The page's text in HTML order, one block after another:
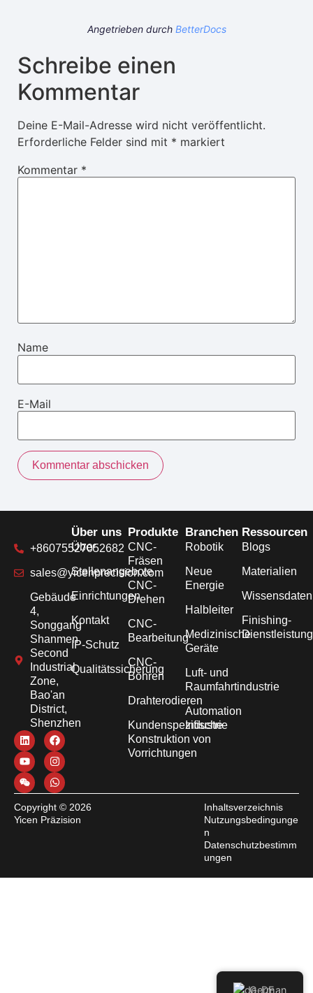
Angetrieben durch BetterDocs
Schreibe einen
Kommentar
Deine E-Mail-Adresse wird nicht veröffentlicht.
Erforderliche Felder sind mit * markiert
Kommentar *
Name
E-Mail
+86075527052682
sales@yicenprecision.com
Gebäude
4,
Songgang
Shanmen
Second
Industrial
Zone,
Bao'an
District,
Shenzhen
Über uns
Über
Stellenangebote
Einrichtungen
Kontakt
IP-Schutz
Qualitätssicherung
Produkte
CNC-
Fräsen
CNC-
Drehen
CNC-
Bearbeitung
CNC-
Bohren
Drahterodieren
Kundenspezifische
Konstruktion von
Vorrichtungen
Branchen
Robotik
Neue
Energie
Halbleiter
Medizinische
Geräte
Luft- und
Raumfahrtindustrie
Automation
Industrie
Ressourcen
Blogs
Materialien
Finishing-
Copyright © 2026
Yicen Präzision
Inhaltsverzeichnis
Nutzungsbedingunge
n
Datenschutzbestimm
ungen
German